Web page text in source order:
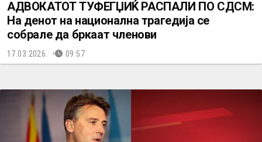
АДВОКАТОТ ТУФЕГЏИЌ РАСПАЛИ ПО СДСМ:
На денот на национална трагедија се
собрале да бркаат членови
17.03.2026. 09:57